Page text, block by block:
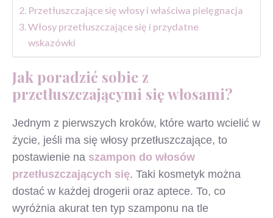
Przetłuszczające się włosy i właściwa pielęgnacja
Włosy przetłuszczające się i przydatne
wskazówki
Jak poradzić sobie z
przetłuszczającymi się włosami?
Jednym z pierwszych kroków, które warto wcielić w
życie, jeśli ma się włosy przetłuszczające, to
postawienie na szampon do włosów
przetłuszczających się. Taki kosmetyk można
dostać w każdej drogerii oraz aptece. To, co
wyróżnia akurat ten typ szamponu na tle